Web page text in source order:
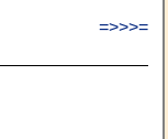
=>>>=